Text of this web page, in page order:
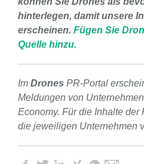
hinterlegen, damit unsere
erscheinen. Fügen Sie
Quelle hinzu.
Im Drones PR-Portal
Meldungen von
Economy. Für die Inhalte
die jeweiligen Unternehmen